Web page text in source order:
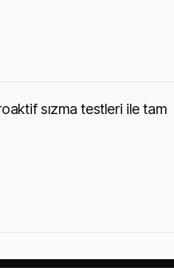
sızma testleri ile tam